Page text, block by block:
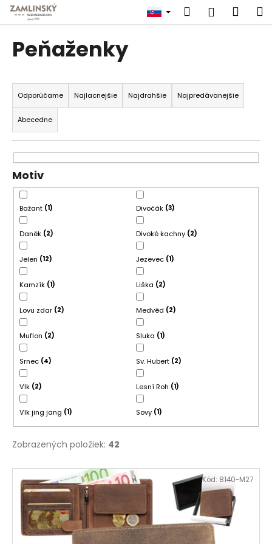
Prejsť
obsah
Hľadať
Peňaženky
R
a
d
e
n
i
e
p
o
d
u
k
o
v
Odporúčame Najlacnejšie Najdrahšie Najpredávanejšie
Abecedne
Motiv
Bažant 1 Divočák 3
Daněk 2 Divoké kachny 2
Jelen 12 Jezevec 1
Kamzík 1 Liška 2
Lovu zdar 2 Medvěd 2
Muflon 2 Sluka 1
Srnec 4 Sv. Hubert 2
Vlk 2 Lesní Roh 1
Vlk jing jang 1 Sovy 1
Zobrazených položiek: 42
V
ý
p
Kód: 8140-M27
o
o
p
o
t
r
e
b
u
e
e
n
á
s
?
HĽADAŤ
O